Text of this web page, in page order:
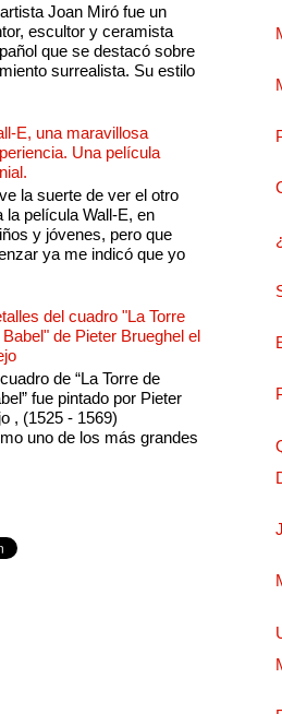
Joan Miró fue un
escultor y ceramista
que se destacó sobre
surrealista. Su estilo
E, una maravillosa
Una película
la suerte de ver el otro
la película Wall-E, en
y jóvenes, pero que
ya me indicó que yo
del cuadro "La Torre
Babel" de Pieter Brueghel el
de “La Torre de
fue pintado por Pieter
, (1525 - 1569)
uno de los más grandes